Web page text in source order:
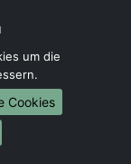
um die
Cookies